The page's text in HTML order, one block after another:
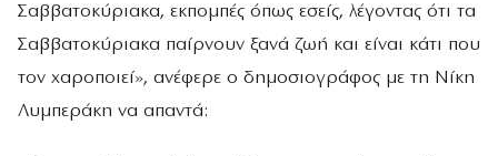
Σαββατοκύριακα, εκπομπές όπως εσείς, λέγοντας ότι τα
Σαββατοκύριακα παίρνουν ξανά ζωή και είναι κάτι που
τον χαροποιεί», ανέφερε ο δημοσιογράφος με τη Νίκη
Λυμπεράκη να απαντά: